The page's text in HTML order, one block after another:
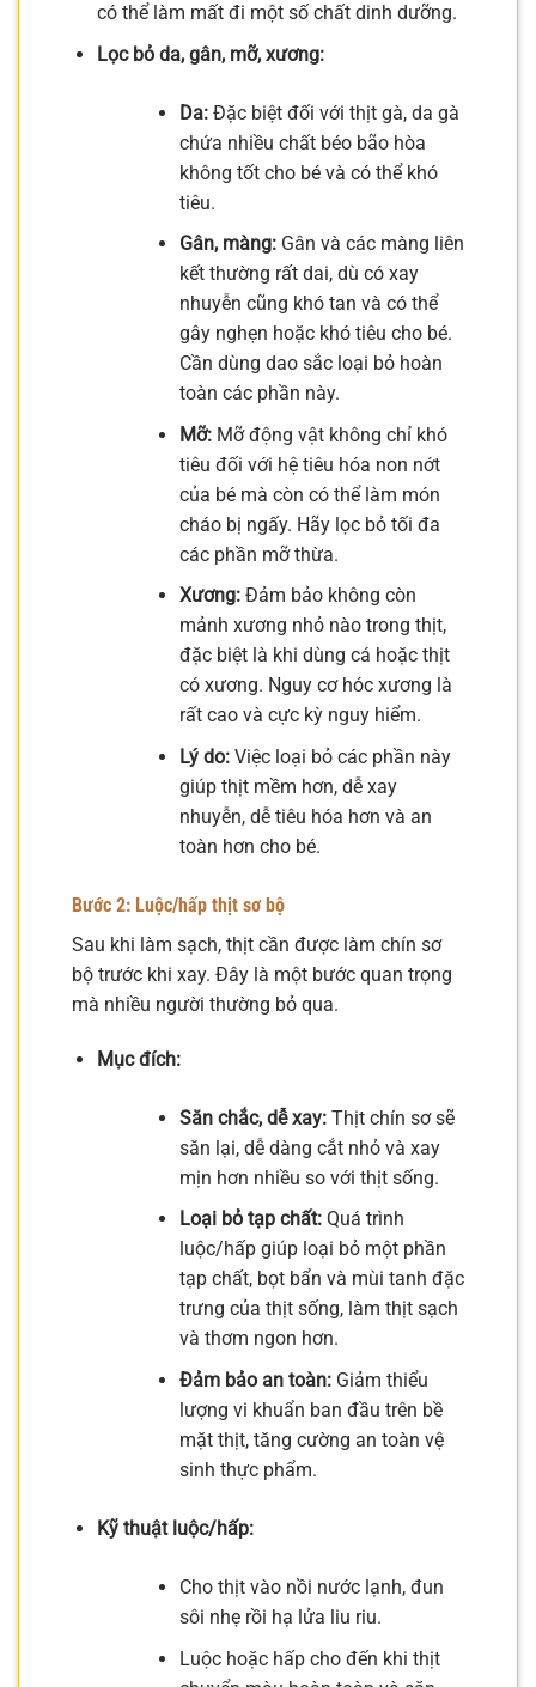
có thể làm mất đi một số chất dinh dưỡng.
Lọc bỏ da, gân, mỡ, xương:
Da:Đặc biệt đối với thịt gà, da gà
chứa nhiều chất béo bão hòa
không tốt cho bé và có thể khó
tiêu.
Gân, màng:Gân và các màng liên
kết thường rất dai, dù có xay
nhuyễn cũng khó tan và có thể
gây nghẹn hoặc khó tiêu cho bé.
Cần dùng dao sắc loại bỏ hoàn
toàn các phần này.
Mỡ:Mỡ động vật không chỉ khó
tiêu đối với hệ tiêu hóa non nớt
của bé mà còn có thể làm món
cháo bị ngấy. Hãy lọc bỏ tối đa
các phần mỡ thừa.
Xương:Đảm bảo không còn
mảnh xương nhỏ nào trong thịt,
đặc biệt là khi dùng cá hoặc thịt
có xương. Nguy cơ hóc xương là
rất cao và cực kỳ nguy hiểm.
Lý do:Việc loại bỏ các phần này
giúp thịt mềm hơn, dễ xay
nhuyễn, dễ tiêu hóa hơn và an
toàn hơn cho bé.
Bước 2: Luộc/hấp thịt sơ bộ
Sau khi làm sạch, thịt cần được làm chín sơ
bộ trước khi xay. Đây là một bước quan trọng
mà nhiều người thường bỏ qua.
Mục đích:
Săn chắc, dễ xay:Thịt chín sơ sẽ
săn lại, dễ dàng cắt nhỏ và xay
mịn hơn nhiều so với thịt sống.
Loại bỏ tạp chất:Quá trình
luộc/hấp giúp loại bỏ một phần
tạp chất, bọt bẩn và mùi tanh đặc
trưng của thịt sống, làm thịt sạch
và thơm ngon hơn.
Đảm bảo an toàn:Giảm thiểu
lượng vi khuẩn ban đầu trên bề
mặt thịt, tăng cường an toàn vệ
sinh thực phẩm.
Kỹ thuật luộc/hấp:
Cho thịt vào nồi nước lạnh, đun
sôi nhẹ rồi hạ lửa liu riu.
Luộc hoặc hấp cho đến khi thịt